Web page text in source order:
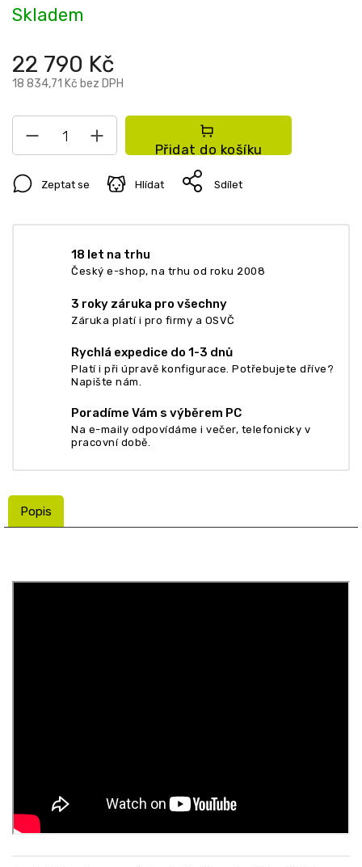
22 790 Kč
18 834,71 Kč bez DPH
Skladem
Přidat do košíku
Zeptat se Hlídat Sdílet
18 let na trhu
Český e-shop, na trhu od roku 2008
3 roky záruka pro všechny
Záruka platí i pro firmy a OSVČ
Rychlá expedice do 1-3 dnů
Platí i při úpravě konfigurace. Potřebujete dříve?
Napište nám.
Poradíme Vám s výběrem PC
Na e-maily odpovídáme i večer, telefonicky v
pracovní době.
Popis